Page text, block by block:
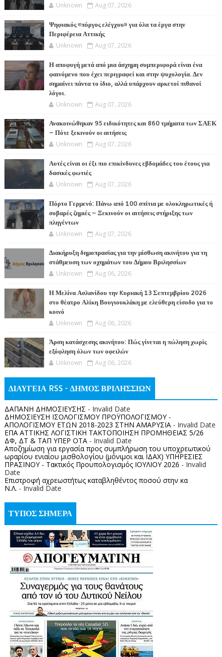
Unknown Aug 07, 2026
Ψηφιακός «πύργος ελέγχου» για όλα τα έργα στην
Περιφέρεια Αττικής
Unknown Aug 07, 2026
Η αποφυγή μετά από μια άσχημη συμπεριφορά είναι ένα
φαινόμενο που έχει περιγραφεί και στην ψυχολογία. Δεν
σημαίνει πάντα το ίδιο, αλλά υπάρχουν αρκετοί πιθανοί
λόγοι.
Unknown Aug 07, 2026
Ανακοινώθηκαν 95 ειδικότητες και 860 τμήματα των ΣΑΕΚ
– Πότε ξεκινούν οι αιτήσεις
Unknown Aug 07, 2026
Αυτές είναι οι έξι πιο επικίνδυνες εβδομάδες του έτους για
δασικές φωτιές
Unknown Aug 07, 2026
Πόρτο Γερμενό: Πάνω από 100 σπίτια με ολοκληρωτικές ή
σοβαρές ζημιές – Ξεκινούν οι αιτήσεις στήριξης των
πληγέντων
Unknown Aug 07, 2026
Διακήρυξη δημοπρασίας για την μίσθωση ακινήτου για τη
στάθμευση των οχημάτων του Δήμου Βριλησσίων
Unknown Aug 06, 2026
Η Μελίνα Ασλανίδου την Kυριακή 13 Σεπτεμβρίου 2026
στο θέατρο Αλίκη Βουγιουκλάκη με ελεύθερη είσοδο για το
κοινό
Unknown Aug 06, 2026
Άρση κατάσχεσης ακινήτου: Πώς γίνεται η πώληση χωρίς
εξόφληση όλων των οφειλών
Unknown Aug 06, 2026
ΔΙΑΥΓΕΙΑ RSS - ΔΗΜΟΣ ΒΡΙΛΗΣΣΙΩΝ
ΔΑΠΑΝΗ ΔΗΜΟΣΙΕΥΣΗΣ - Invalid Date
ΔΗΜΟΣΙΕΥΣΗ ΙΣΟΛΟΓΙΣΜΟΥ ΠΡΟΫΠΟΛΟΓΙΣΜΟΥ -
ΑΠΟΛΟΓΙΣΜΟΥ ΕΤΩΝ 2018-2023 ΣΤΗΝ ΑΜΑΡΥΣΙΑ- Invalid Date
ΕΠΑ ΑΤΤΙΚΗΣ ΛΟΓΙΣΤΙΚΗ ΤΑΚΤΟΠΟΙΗΣΗ ΠΡΟΜΗΘΕΙΑΣ 5/26
ΔΦ, ΔΤ & ΤΑΠ ΥΠΕΡ ΟΤΑ- Invalid Date
Αποζημίωση για εργασία προς συμπλήρωση του υποχρεωτικού
ωραρίου ενιαίου μισθολογίου (μόνιμοι και ΙΔΑΧ) ΥΠΗΡΕΣΙΕΣ
ΠΡΑΣΙΝΟΥ - Τακτικός Προυπολογισμός ΙΟΥΛΙΟΥ 2026 - Invalid
Date
Επιστροφή αχρεωστήτως καταβληθέντος ποσoύ στην κα
Ν.Λ. - Invalid Date
ΤΥΠΟΣ ΣΗΜΕΡΑ